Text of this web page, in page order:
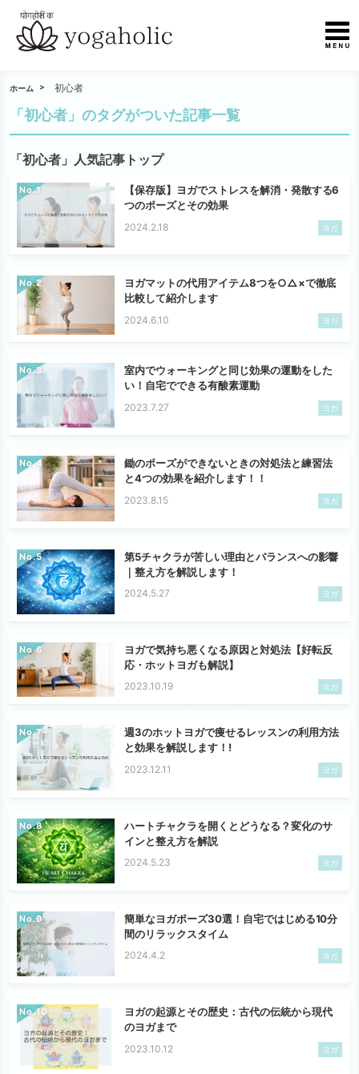
ホーム 初心者
「初心者」のタグがついた記事一覧
「初心者」人気記事トップ
No.
【保存版】ヨガでストレスを解消・発散する6
つのポーズとその効果
2024.2.18 ヨガ
No.
ヨガマットの代用アイテム8つを○△×で徹底
比較して紹介します
2024.6.10 ヨガ
No.
室内でウォーキングと同じ効果の運動をした
い！自宅でできる有酸素運動
2023.7.27 ヨガ
No.
鋤のポーズができないときの対処法と練習法
と4つの効果を紹介します！！
2023.8.15 ヨガ
No.
第5チャクラが苦しい理由とバランスへの影響
｜整え方を解説します！
2024.5.27 ヨガ
No.
ヨガで気持ち悪くなる原因と対処法【好転反
応・ホットヨガも解説】
2023.10.19 ヨガ
No.
週3のホットヨガで痩せるレッスンの利用方法
と効果を解説します！!
2023.12.11 ヨガ
No.
ハートチャクラを開くとどうなる？変化のサ
インと整え方を解説
2024.5.23 ヨガ
No.
簡単なヨガポーズ30選！自宅ではじめる10分
間のリラックスタイム
2024.4.2 ヨガ
No.
ヨガの起源とその歴史：古代の伝統から現代
のヨガまで
2023.10.12 ヨガ